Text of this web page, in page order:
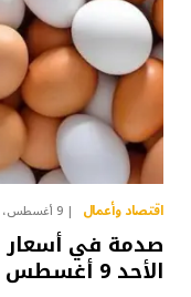
اقتصاد وأعمال 9 أغسطس، 2026
صدمة في أسعار
الأحد 9 أغسطس والبيضاء عند 59 جنيها